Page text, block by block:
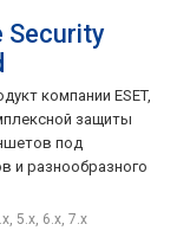
Security
компании ESET,
защиты
под
и разнообразного
5.x, 6.x, 7.x